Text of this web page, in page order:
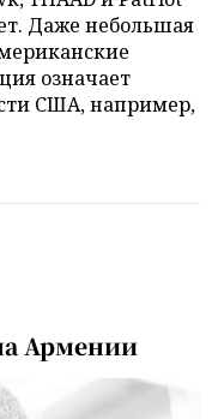
Даже небольшая
означает
США, например,
Армении